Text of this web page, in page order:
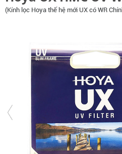
(Kính lọc Hoya thế hệ mới UX có WR